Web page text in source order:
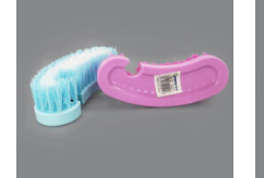
Añadir
a la
lista
de